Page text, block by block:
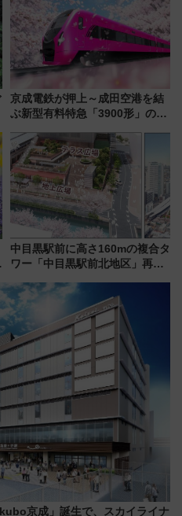
7/27夜10時～放送
京成電鉄が押上～成田空港を結
ぶ新型有料特急「3900形」のコ
募集も実施
中目黒駅前に高さ160mの複合タ
ワー「中目黒駅前北地区」再開
京成」誕生で、スカイライナ